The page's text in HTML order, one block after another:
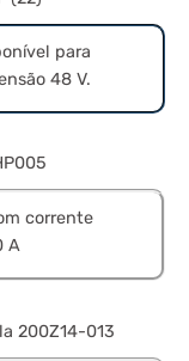
para
48 V.
corrente
A